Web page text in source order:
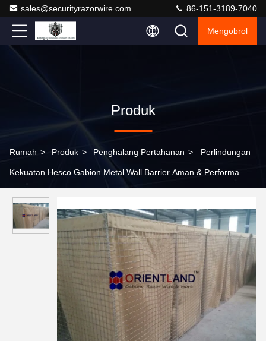
sales@securityrazorwire.com 86-151-3189-7040
Mengobrol
Produk
Rumah > Produk > Penghalang Pertahanan > Perlindungan
Kekuatan Hesco Gabion Metal Wall Barrier Aman & Performa